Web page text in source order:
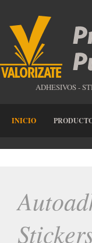
ADHESIVOS -
INICIO